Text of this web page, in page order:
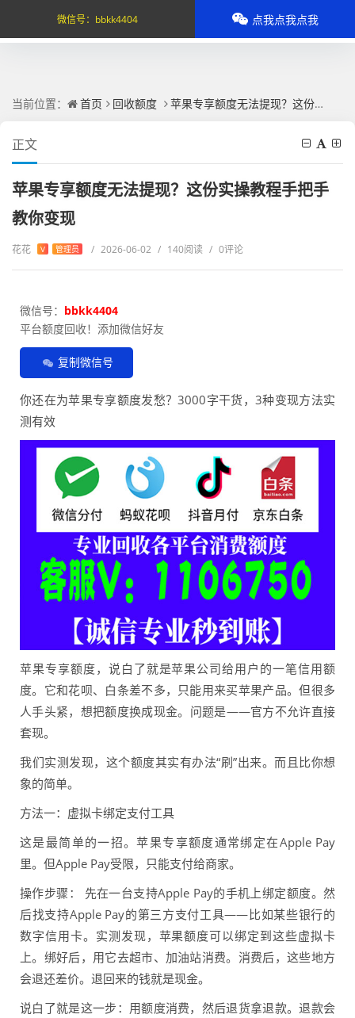
当前位置： 首页 回收额度 苹果专享额度无法提现？这份实操教程手把手教你变现
正文
苹果专享额度无法提现？这份实操教程手把手
教你变现
花花 V 管理员 / 2026-06-02 / 140阅读 / 0评论
微信号： bbkk4404
平台额度回收！添加微信好友
复制微信号
你还在为苹果专享额度发愁？3000字干货，3种变现方法实
测有效
苹果专享额度，说白了就是苹果公司给用户的一笔信用额
度。它和花呗、白条差不多，只能用来买苹果产品。但很多
人手头紧，想把额度换成现金。问题是——官方不允许直接
套现。
我们实测发现，这个额度其实有办法“刷”出来。而且比你想
象的简单。
方法一：虚拟卡绑定支付工具
这是最简单的一招。苹果专享额度通常绑定在Apple Pay
里。但Apple Pay受限，只能支付给商家。
操作步骤： 先在一台支持Apple Pay的手机上绑定额度。然
后找支持Apple Pay的第三方支付工具——比如某些银行的
数字信用卡。实测发现，苹果额度可以绑定到这些虚拟卡
上。绑好后，用它去超市、加油站消费。消费后，这些地方
会退还差价。退回来的钱就是现金。
说白了就是这一步：用额度消费，然后退货拿退款。退款会
微信号： bbkk4404 点我点我点我